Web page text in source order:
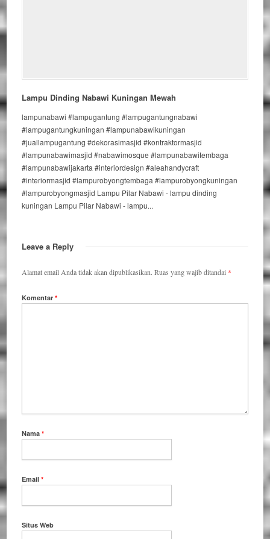
Lampu Dinding Nabawi Kuningan Mewah
lampunabawi #lampugantung #lampugantungnabawi
#lampugantungkuningan #lampunabawikuningan
#juallampugantung #dekorasimasjid #kontraktormasjid
#lampunabawimasjid #nabawimosque #lampunabawitembaga
#lampunabawijakarta #interiordesign #aleahandycraft
#interiormasjid #lampurobyongtembaga #lampurobyongkuningan
#lampurobyongmasjid Lampu Pilar Nabawi - lampu dinding
kuningan Lampu Pilar Nabawi - lampu...
Leave a Reply
Alamat email Anda tidak akan dipublikasikan. Ruas yang wajib ditandai *
Komentar*
Nama*
Email*
Situs Web